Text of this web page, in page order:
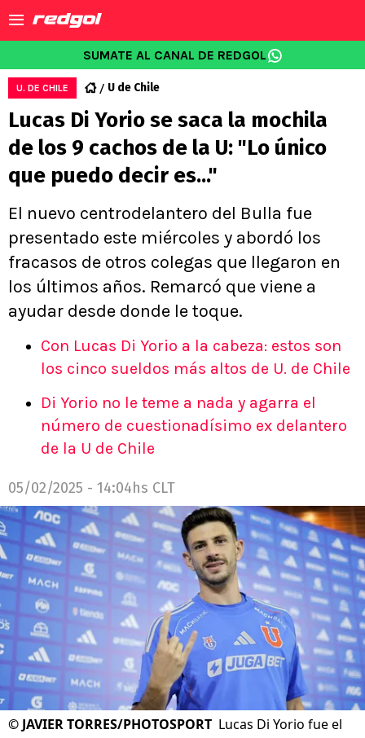
SUMATE AL CANAL DE REDGOL
U. DE CHILE U de Chile
Lucas Di Yorio se saca la mochila
de los 9 cachos de la U: "Lo único
que puedo decir es..."
El nuevo centrodelantero del Bulla fue
presentado este miércoles y abordó los
fracasos de otros colegas que llegaron en
los últimos años. Remarcó que viene a
ayudar desde donde le toque.
Con Lucas Di Yorio a la cabeza: estos son
los cinco sueldos más altos de U. de Chile
Di Yorio no le teme a nada y agarra el
número de cuestionadísimo ex delantero
de la U de Chile
05/02/2025 - 14:04hs CLT
©JAVIER TORRES/PHOTOSPORT Lucas Di Yorio fue el